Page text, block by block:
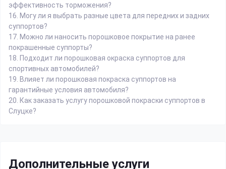
эффективность торможения?
16. Могу ли я выбрать разные цвета для передних и задних
суппортов?
17. Можно ли наносить порошковое покрытие на ранее
покрашенные суппорты?
18. Подходит ли порошковая окраска суппортов для
спортивных автомобилей?
19. Влияет ли порошковая покраска суппортов на
гарантийные условия автомобиля?
20. Как заказать услугу порошковой покраски суппортов в
Слуцке?
Дополнительные услуги